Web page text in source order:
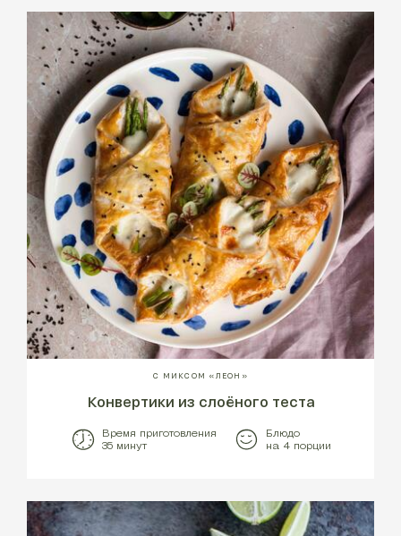
С МИКСОМ «ЛЕОН»
Конвертики из слоёного теста
Время приготовления
35 минут
Блюдо
на 4 порции